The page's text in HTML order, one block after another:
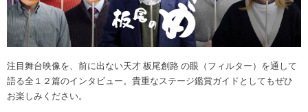
注目舞台映像を、前に出ない天才 板尾創路 の眼（フィルター）を通して
語る全１２篇のインタビュー。貴重なステージ鑑賞ガイドとしてもぜひ
お楽しみください。